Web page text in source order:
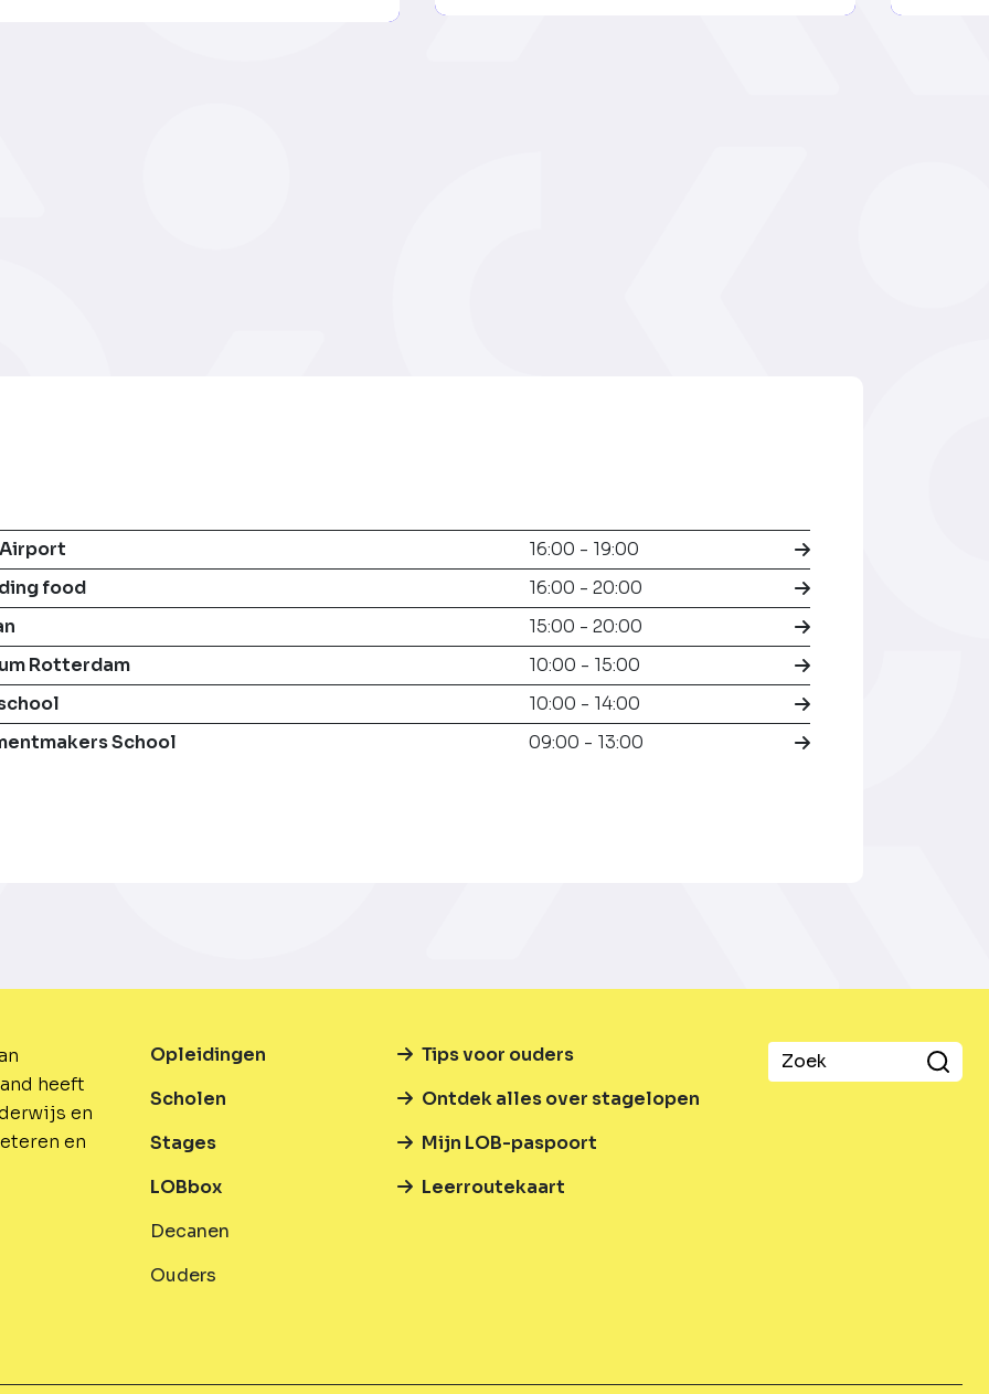
16:00 - 19:00
food
16:00 - 20:00
15:00 - 20:00
Rotterdam
10:00 - 15:00
10:00 - 14:00
School
09:00 - 13:00
heeft
en
en
Opleidingen
Scholen
Stages
LOBbox
Decanen
Ouders
Tips voor ouders
Ontdek alles over stagelopen
Mijn LOB-paspoort
Leerroutekaart